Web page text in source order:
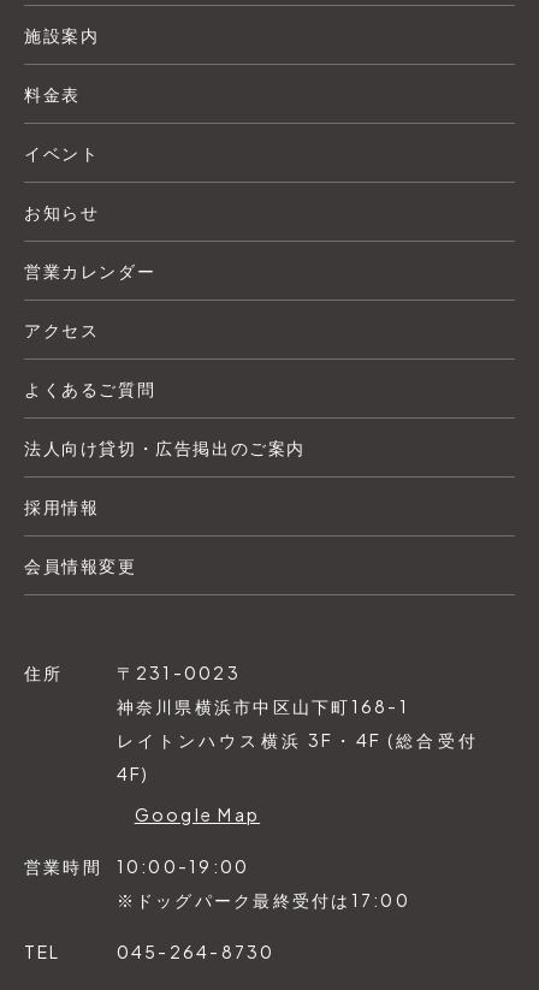
施設案内
料金表
イベント
お知らせ
営業カレンダー
アクセス
よくあるご質問
法人向け貸切・広告掲出のご案内
採用情報
会員情報変更
住所
〒231-0023
神奈川県横浜市中区山下町168-1
レイトンハウス横浜 3F・4F (総合受付
4F)
Google Map
営業時間
10:00-19:00
※ドッグパーク最終受付は17:00
TEL 045-264-8730